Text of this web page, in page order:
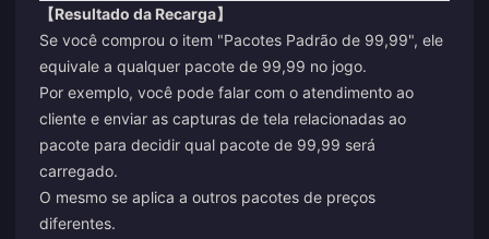
【Resultado da Recarga】
Se você comprou o item "Pacotes Padrão de 99,99", ele
equivale a qualquer pacote de 99,99 no jogo.
Por exemplo, você pode falar com o atendimento ao
cliente e enviar as capturas de tela relacionadas ao
pacote para decidir qual pacote de 99,99 será
carregado.
O mesmo se aplica a outros pacotes de preços
diferentes.